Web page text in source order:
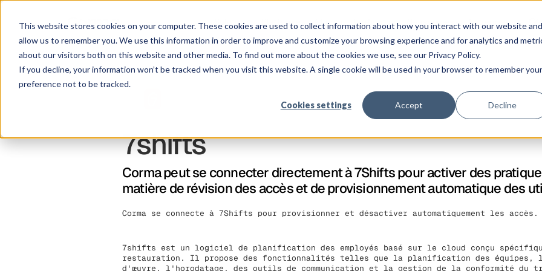
This website stores cookies on your computer. These cookies are used to collect information about how you interact with our website and
allow us to remember you. We use this information in order to improve and customize your browsing experience and for analytics and
about our visitors both on this website and other media. To find out more about the cookies we use, see our Privacy Policy.
If you decline, your information won’t be tracked when you visit this website. A single cookie will be used in your browser to remember your
preference not to be tracked.
Cookies settings Accept Decline
Solution Platforme Clients Tarification Ressources Entreprise
7shifts
Corma peut se connecter directement à 7Shifts pour activer des
matière de révision des accès et de provisionnement automatique des
Corma se connecte à 7Shifts pour provisionner et désactiver automatiquement les accès.
7shifts est un logiciel de planification des employés basé sur le cloud conçu
restauration. Il propose des fonctionnalités telles que la planification des équipes,
d'œuvre, l'horodatage, des outils de communication et la gestion de la conformité